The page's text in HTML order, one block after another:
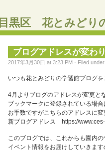
目黒区 花とみどり
ブログアドレスが変わ
2017年3月30日 at 3:23 PM · Filed under
いつも花とみどりの学習館ブログ
4月よりブログのアドレスが変更と
ブックマークに登録されている場合
お手数ですがこちらのアドレスに変
新ブログアドレス https://
このブログでは、これからも園内
イベント情報をお届けしていきます